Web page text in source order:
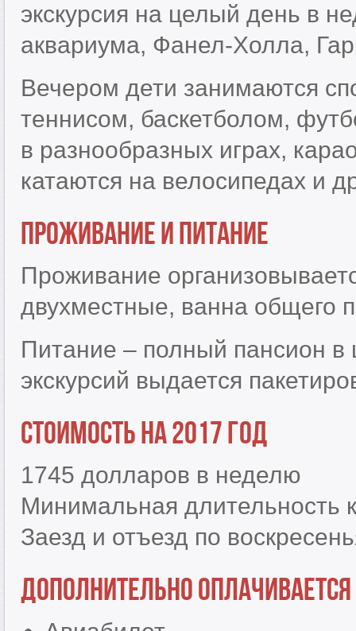
экскурсия на целый день в
аквариума, Фанел-Холла,
Вечером дети занимаются
теннисом, баскетболом,
в разнообразных играх,
катаются на велосипедах и
Проживание и питание
Проживание
двухместные, ванна общего
Питание – полный пансион
экскурсий выдается
Стоимость на 2017 год
1745 долларов в неделю
Минимальная длительность
Заезд и отъезд по
Дополнительно оплачивается